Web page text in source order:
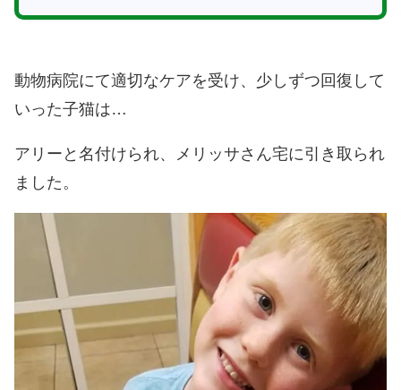
動物病院にて適切なケアを受け、少しずつ回復して
いった子猫は…
アリーと名付けられ、メリッサさん宅に引き取られ
ました。